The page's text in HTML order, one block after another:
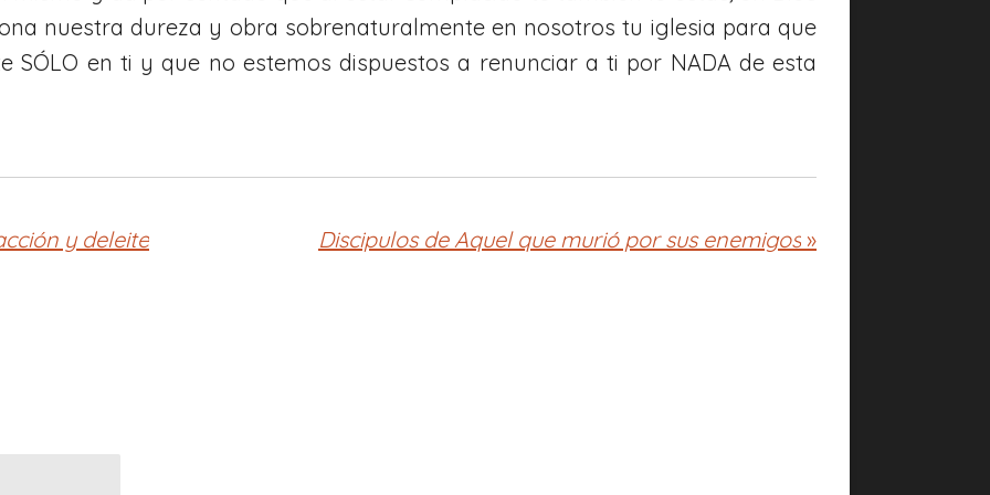
nuestra dureza y obra sobrenaturalmente en nosotros tu iglesia para que
SÓLO en ti y que no estemos dispuestos a renunciar a ti por NADA de esta
y deleite Discipulos de Aquel que murió por sus enemigos »